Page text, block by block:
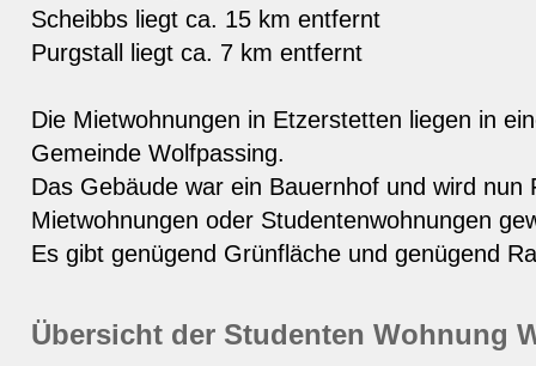
Scheibbs liegt ca. 15 km entfernt
Purgstall liegt ca. 7 km entfernt
Die Mietwohnungen in Etzerstetten liegen in
Gemeinde Wolfpassing.
Das Gebäude war ein Bauernhof und wird nun
Mietwohnungen oder Studentenwohnungen
Es gibt genügend Grünfläche und genügend
Übersicht der Studenten Wohnung